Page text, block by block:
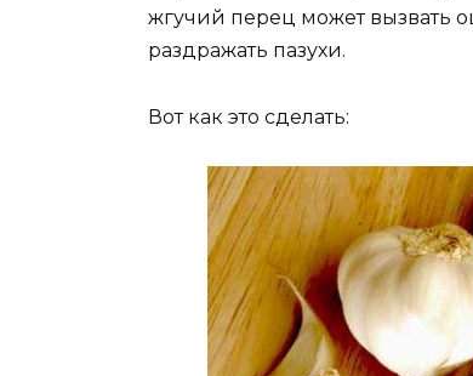
жгучий перец может вызвать
раздражать пазухи.
Вот как это сделать: